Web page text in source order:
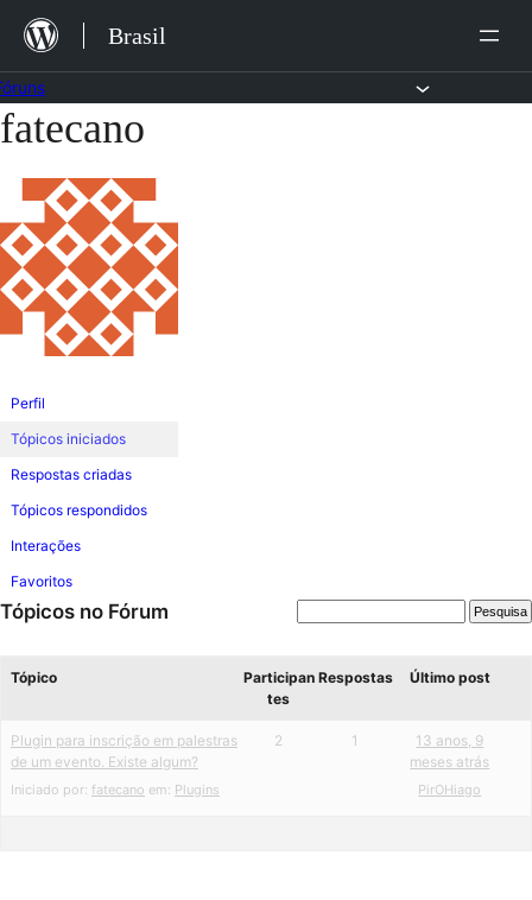
para
o
conteúdo
Brasil
Pular
conteúdo
fatecano
Perfil
Tópicos iniciados
Respostas criadas
Tópicos respondidos
Interações
Favoritos
Tópicos no Fórum
Tópico
Participan
tes
Respostas Último post
Plugin para inscrição em palestras
de um evento. Existe algum?
Iniciado por: fatecano em: Plugins
2 1
13 anos, 9
meses atrás
PirOHiago